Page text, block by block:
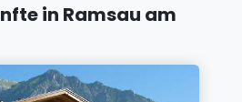
in Ramsau am